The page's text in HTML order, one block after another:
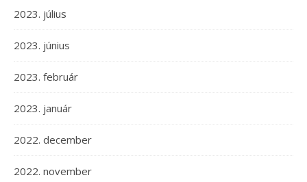
2023. július
2023. június
2023. február
2023. január
2022. december
2022. november